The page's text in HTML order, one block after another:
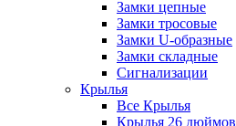
Замки цепные
Замки тросовые
Замки U-образные
Замки складные
Сигнализации
Крылья
Все Крылья
Крылья 26 дюймов